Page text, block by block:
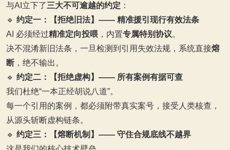
与AI立下了三大不可逾越的约定 ：
🔹 约定一：【拒绝旧法】—— 精准援引现行有效法条
AI 必须经过精准定向投喂 ，内置专属特别协议。
决不混淆新旧法条，一旦检测到引用失效法规，系统直接熔
断 ，绝不输出。
🔹 约定二：【拒绝虚构】—— 所有案例有据可查
我们杜绝“一本正经胡说八道”。
每一个引用的案例，都必须附带真实案号，接受人类核查，
从源头斩断虚构链条。
🔹 约定三：【熔断机制】—— 守住合规底线不越界